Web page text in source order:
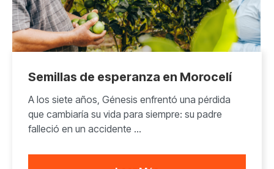
Semillas de esperanza en Morocelí
A los siete años, Génesis enfrentó una pérdida
que cambiaría su vida para siempre: su padre
falleció en un accidente ...